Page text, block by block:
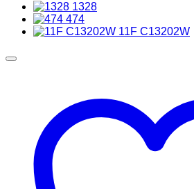
1328
474
11F C13202W